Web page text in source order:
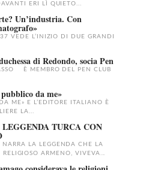
ERI LÌ QUIETO...
Un’industria. Con
VEDE L’INIZIO DI DUE GRANDI
di Redondo, socia Pen
È MEMBRO DEL PEN CLUB
da me»
ME» E L’EDITORE ITALIANO È
LA...
TURCA CON
LA LEGGENDA CHE LA
ARMENO, VIVEVA...